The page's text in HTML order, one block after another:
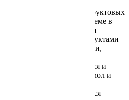
загружаются опилки фруктовых
в замкнутом объеме в
разложении выделяется
парами воды и продуктами
– кислотами, альдегидами,
поток дыма охлаждается и
части дыма — смол и
электроды
быстро покроются